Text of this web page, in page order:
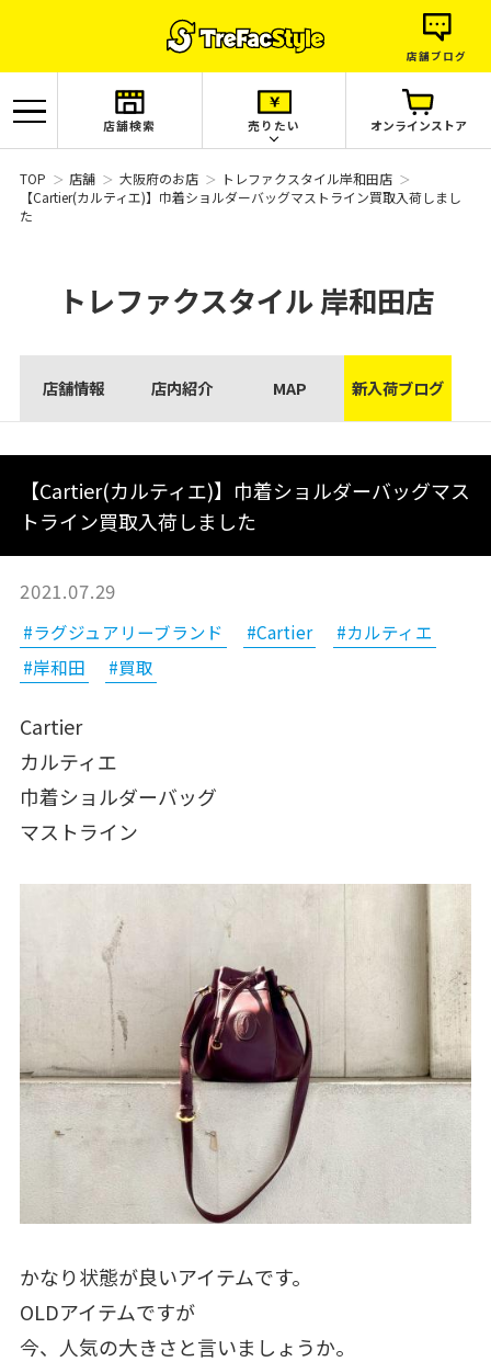
店舗ブログ
店舗検索 売りたい オンラインストア
TOP 店舗 大阪府のお店
トレファクスタイル岸和田店
【Cartier(カルティエ)】巾着ショルダーバッグマストライン買取入荷しまし
た
トレファクスタイル岸和田店
店舗情報 店内紹介 MAP 新入荷ブログ
【Cartier(カルティエ)】巾着ショルダーバッグマス
トライン買取入荷しました
2021.07.29
#ラグジュアリーブランド #Cartier
#カルティエ
#岸和田
#買取
Cartier
カルティエ
巾着ショルダーバッグ
マストライン
かなり状態が良いアイテムです。
OLDアイテムですが
今、人気の大きさと言いましょうか。